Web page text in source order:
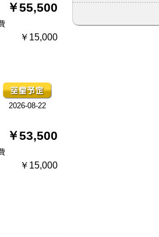
￥55,500
￥15,000
2026-08-22
￥53,500
￥15,000